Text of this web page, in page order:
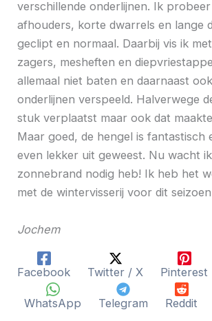
verschillende onderlijnen. Ik
afhouders, korte dwarrels en lange
geclipt en normaal. Daarbij vis ik
zagers, mesheften en
allemaal niet baten en daarnaast
onderlijnen verspeeld. Halverwege
stuk verplaatst maar ook dat
Maar goed, de hengel is fantastisch
even lekker uit geweest. Nu wacht
zonnebrand nodig heb! Ik heb het
met de wintervisserij voor dit seizoen
Jochem
Facebook Twitter / X Pinterest
WhatsApp Telegram Reddit